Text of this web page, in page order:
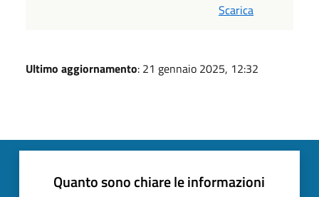
Scarica
Ultimo aggiornamento: 21 gennaio 2025, 12:32
Quanto sono chiare le informazioni